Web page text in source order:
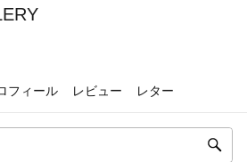
フィール レビュー レター